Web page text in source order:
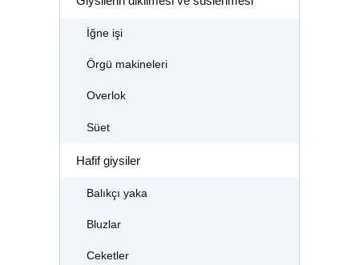
İğne işi
Örgü makineleri
Overlok
Süet
Hafif giysiler
Balıkçı yaka
Bluzlar
Ceketler